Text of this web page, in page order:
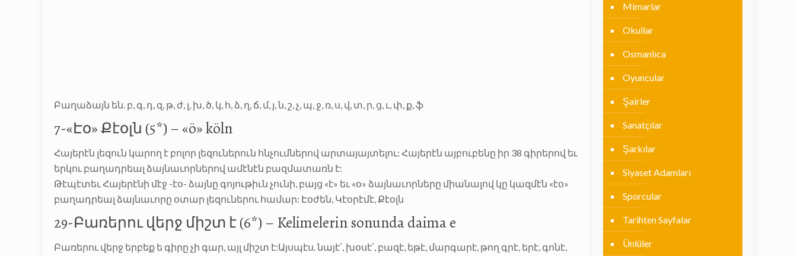
Բաղաձայն են. բ, գ, դ, զ, թ, ժ, լ, խ, ծ, կ, հ, ձ, ղ, ճ, մ, յ, ն, շ, չ, պ, ջ, ռ, ս, վ, տ, ր, ց, ւ, փ, ք, ֆ
7-«Էօ» Քէօլն (5*) – «ö» köln
Հայերէն լեզուն կարող է բոլոր լեզուներուն հնչումներով արտայայտելու: Հայերէն այբուբենը իր 38 գիրերով եւ
երկու բաղադրեալ ձայնաւորներով ամէնէն բազմատառն է:
Թէպէտեւ Հայերէնի մէջ -էօ- ձայնը գոյութիւն չունի, բայց «է» եւ «օ» ձայնաւորները միանալով կը կազմէն «էօ»
բաղադրեալ ձայնաւորը օտար լեզուներու համար: Էօժեն, Կէօրէմէ, Քէօլն
29-Բառերու վերջ միշտ է (6*) – Kelimelerin sonunda daima e
Բառերու վերջ երբեք ե գիրը չի գար, այլ միշտ է:Այսպէս. նայէ՛, խօսէ՛, բազէ, եթէ, մարգարէ, թող գրէ, երէ, գոնէ,
Mimarlar
Okullar
Osmanlıca
Oyuncular
Şairler
Sanatçılar
Şarkılar
Siyaset Adamları
Sporcular
Tarihten Sayfalar
Ünlüler